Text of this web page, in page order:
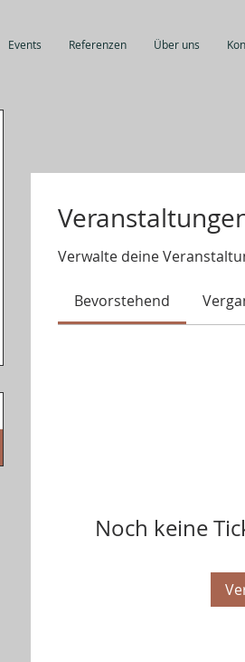
Events Referenzen Über uns
Verwalte deine
Bevorstehend
Noch keine